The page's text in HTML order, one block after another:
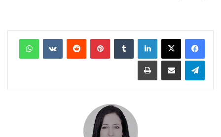
لينكدإن بينتيريست